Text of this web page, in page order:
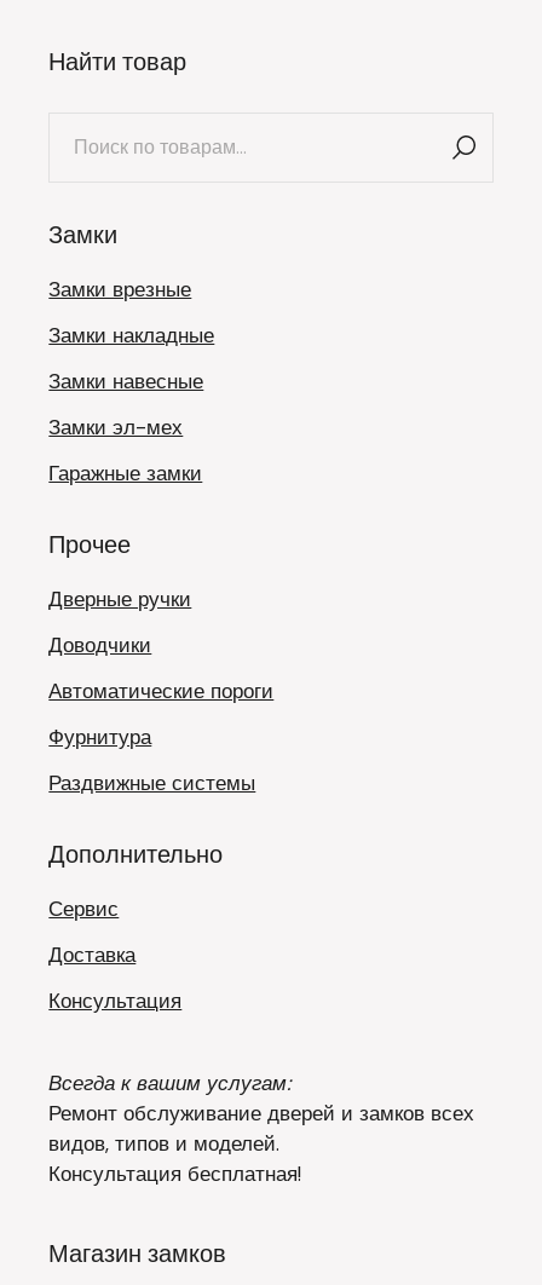
Найти товар
Замки
Замки врезные
Замки накладные
Замки навесные
Замки эл-мех
Гаражные замки
Прочее
Дверные ручки
Доводчики
Автоматические пороги
Фурнитура
Раздвижные системы
Дополнительно
Сервис
Доставка
Консультация
Всегда к вашим услугам:
Ремонт обслуживание дверей и замков всех
видов, типов и моделей.
Консультация бесплатная!
Магазин замков